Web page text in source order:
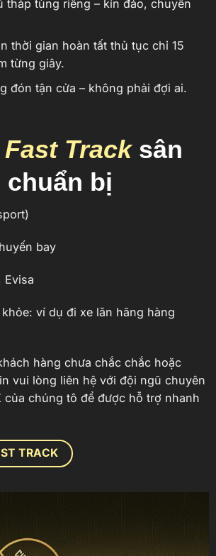
tháp tùng riêng – kín đáo, chuyên
thời gian hoàn tất thủ tục chỉ 15
từng giây.
đón tận cửa – không phải đợi ai.
Fast Tracksân
chuẩn bị
bay
Evisa
ví dụ đi xe lăn hãng hàng
hàng chưa chắc chắc hoặc
vui lòng liên hệ với đội ngũ chuyên
của chúng tô để được hỗ trợ nhanh
TRACK